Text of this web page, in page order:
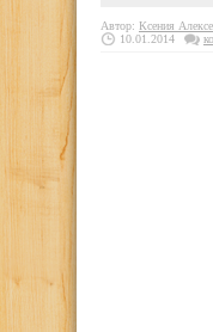
Автор: Ксения
10.01.2014